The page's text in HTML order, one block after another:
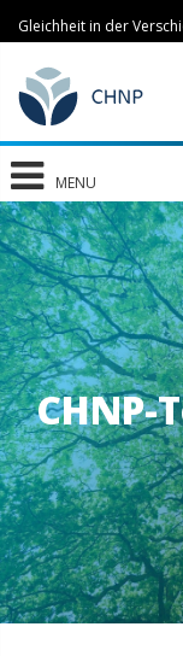
Gleichheit in der
MENU
CHNP-